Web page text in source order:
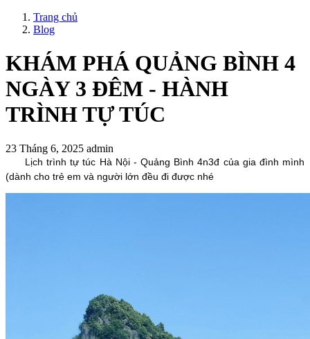
Trang chủ
Blog
KHÁM PHÁ QUẢNG BÌNH 4
NGÀY 3 ĐÊM - HÀNH
TRÌNH TỰ TÚC
23 Tháng 6, 2025 admin
Lịch trình tự túc Hà Nội - Quảng Bình 4n3đ của gia đình mình
(dành cho trẻ em và người lớn đều đi được nhé